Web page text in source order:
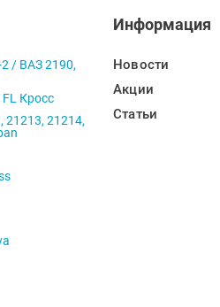
/ ВАЗ 2190,
Кросс
21214,
Информация
Новости
Акции
Статьи